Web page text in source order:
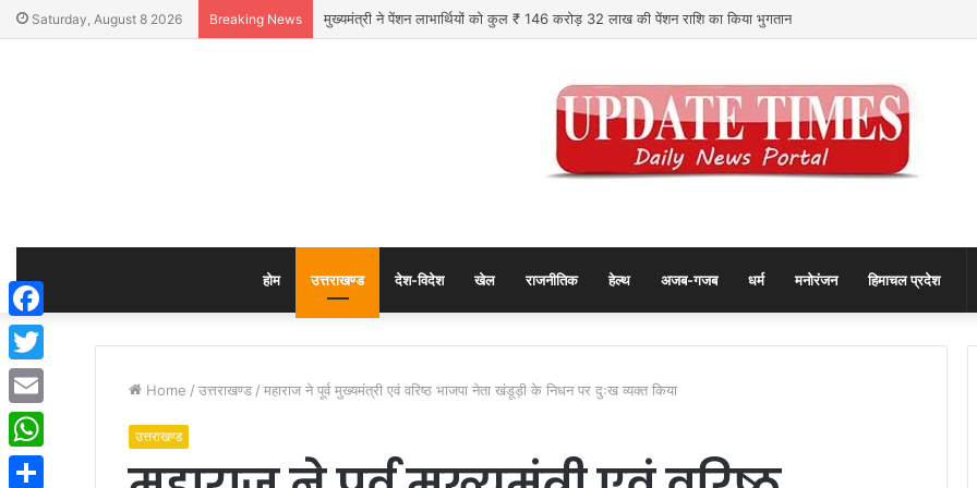
Saturday, August 8 2026 Breaking News मुख्यमंत्री ने पेंशन लाभार्थियों को कुल ₹ 146 करोड़ 32 लाख की पेंशन राशि का किया भुगतान
होम उत्तराखण्ड देश-विदेश खेल राजनीतिक हेल्थ अजब-गजब धर्म मनोरंजन हिमाचल प्रदेश
Home / उत्तराखण्ड / महाराज ने पूर्व मुख्यमंत्री एवं वरिष्ठ भाजपा नेता खंडूड़ी के निधन पर दुःख व्यक्त किया
उत्तराखण्ड
Facebook
Twitter
Email
WhatsApp